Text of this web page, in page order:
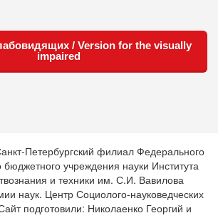
/ Version for the visually
impaired
Петербургский филиал Федерального
бюджетного учреждения науки Института
и техники им. С.И. Вавилова
наук. Центр Социолого-науковедческих
подготовили: Николаенко Георгий и